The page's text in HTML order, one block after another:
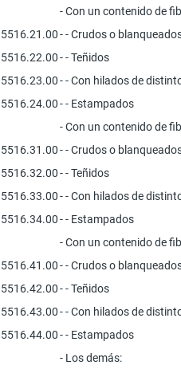
- Con un contenido de
5516.21.00- - Crudos o
5516.22.00- - Teñidos
5516.23.00- - Con hilados de
5516.24.00- - Estampados
- Con un contenido de
5516.31.00- - Crudos o
5516.32.00- - Teñidos
5516.33.00- - Con hilados de
5516.34.00- - Estampados
- Con un contenido de
5516.41.00- - Crudos o
5516.42.00- - Teñidos
5516.43.00- - Con hilados de
5516.44.00- - Estampados
- Los demás: